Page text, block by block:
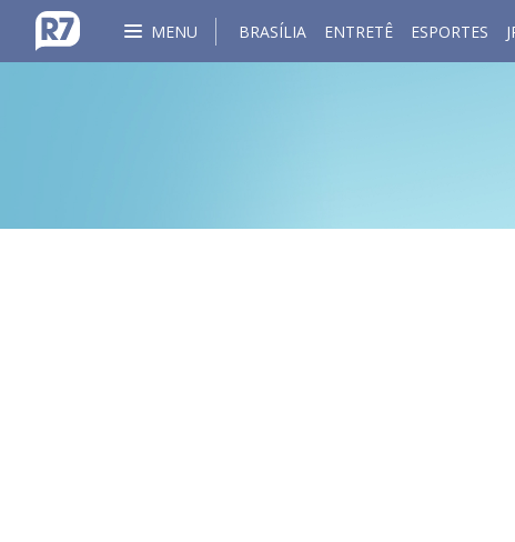
MENU BRASÍLIA ENTRETÊ ESPORTES